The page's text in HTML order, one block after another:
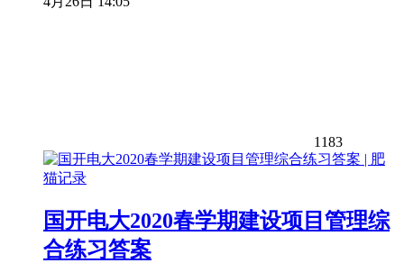
1183
国开电大2020春学期建设项目管理综
合练习答案